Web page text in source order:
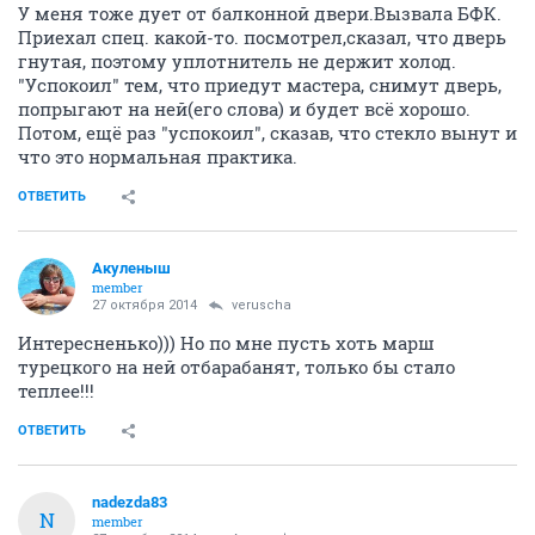
У меня тоже дует от балконной двери.Вызвала БФК.
Приехал спец. какой-то. посмотрел,сказал, что дверь
гнутая, поэтому уплотнитель не держит холод.
"Успокоил" тем, что приедут мастера, снимут дверь,
попрыгают на ней(его слова) и будет всё хорошо.
Потом, ещё раз "успокоил", сказав, что стекло вынут и
что это нормальная практика.
ОТВЕТИТЬ
Акуленыш
member
27 октября 2014 veruscha
Интересненько))) Но по мне пусть хоть марш
турецкого на ней отбарабанят, только бы стало
теплее!!!
ОТВЕТИТЬ
N
nadezda83
member